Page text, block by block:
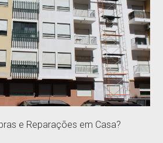
e Reparações em Casa?